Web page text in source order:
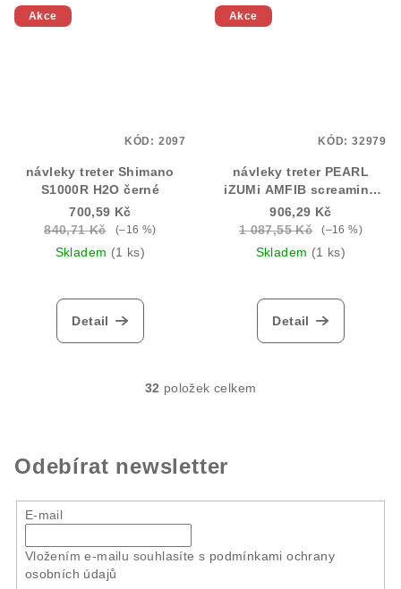
Akce
návleky treter Shimano
S1000R H2O černé
700,59 Kč
840,71 Kč
(–16 %)
Skladem (1 ks)
Detail
KÓD: 2097
Akce
návleky treter PEARL
iZUMi AMFIB screaming
žlutá
906,29 Kč
1 087,55 Kč
(–16 %)
Skladem (1 ks)
Detail
KÓD: 32979
O
á
d
a
p
32 položek celkem
Odebírat newsletter
E-mail
Vložením e-mailu souhlasíte s podmínkami ochrany
osobních údajů